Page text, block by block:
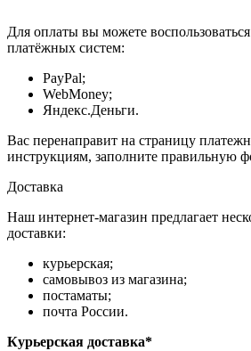
Для оплаты вы можете
платёжных систем:
PayPal;
WebMoney;
Яндекс.Деньги.
Вас перенаправит на страницу
инструкциям, заполните правильную
Доставка
Наш интернет-магазин предлагает
доставки:
курьерская;
самовывоз из магазина;
постаматы;
почта России.
Курьерская доставка*